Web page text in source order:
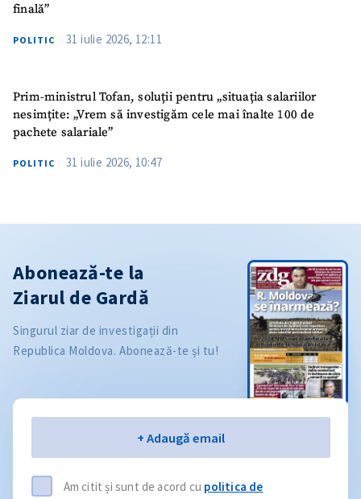
finală”
POLITIC 31 iulie 2026, 12:11
Prim-ministrul Tofan, soluții pentru „situația salariilor
nesimțite: „Vrem să investigăm cele mai înalte 100 de
pachete salariale”
POLITIC 31 iulie 2026, 10:47
Abonează-te la
Ziarul de Gardă
Singurul ziar de investigații din
Republica Moldova. Abonează-te și tu!
+ Adaugă email
Am citit și sunt de acord cu politica de